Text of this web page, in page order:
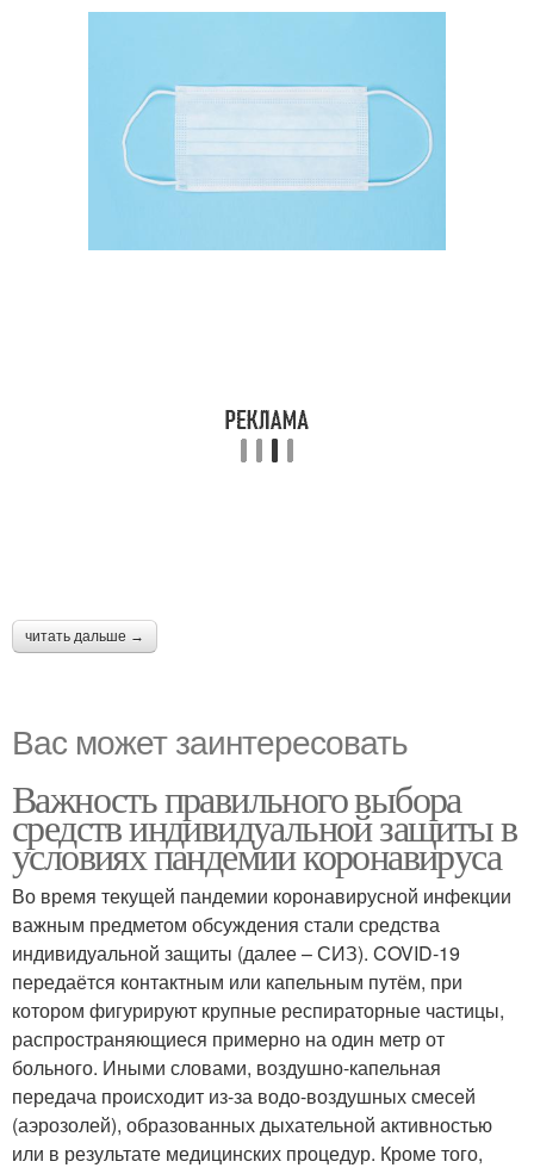
читать дальше →
Вас может заинтересовать
Важность правильного выбора
средств индивидуальной защиты в
условиях пандемии коронавируса
Во время текущей пандемии коронавирусной инфекции
важным предметом обсуждения стали средства
индивидуальной защиты (далее – СИЗ). COVID-19
передаётся контактным или капельным путём, при
котором фигурируют крупные респираторные частицы,
распространяющиеся примерно на один метр от
больного. Иными словами, воздушно-капельная
передача происходит из-за водо-воздушных смесей
(аэрозолей), образованных дыхательной активностью
или в результате медицинских процедур. Кроме того,